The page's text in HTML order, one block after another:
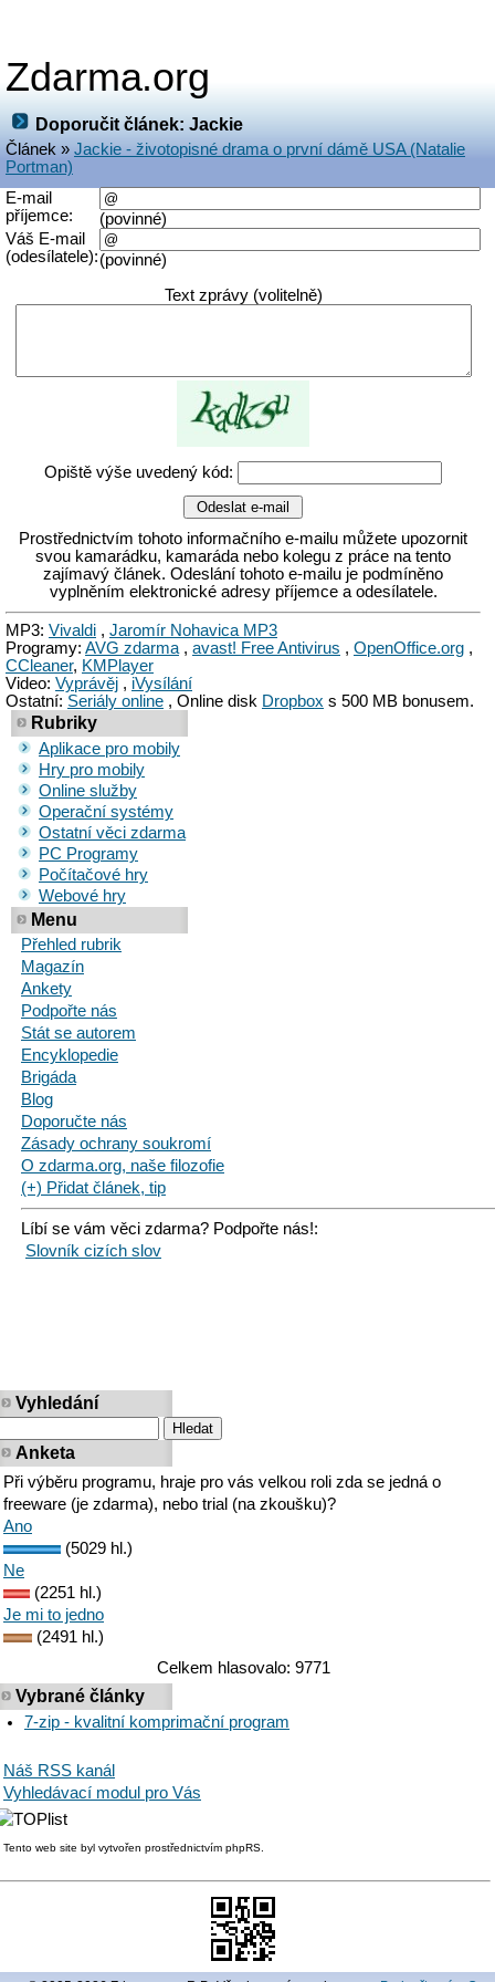
Zdarma.org
Doporučit článek: Jackie
Článek » Jackie - životopisné drama o první dámě USA (Natalie
Portman)
E-mail
příjemce:
(povinné)
Váš E-mail
(odesílatele):(povinné)
Text zprávy (volitelně)
Opiště výše uvedený kód:
Prostřednictvím tohoto informačního e-mailu můžete upozornit
svou kamarádku, kamaráda nebo kolegu z práce na tento
zajímavý článek. Odeslání tohoto e-mailu je podmíněno
vyplněním elektronické adresy příjemce a odesílatele.
MP3: Vivaldi , Jaromír Nohavica MP3
Programy: AVG zdarma, avast! Free Antivirus , OpenOffice.org ,
CCleaner, KMPlayer
Video: Vyprávěj , iVysílání
Ostatní: Seriály online , Online disk Dropbox s 500 MB bonusem.
Rubriky
Aplikace pro mobily
Hry pro mobily
Online služby
Operační systémy
Ostatní věci zdarma
PC Programy
Počítačové hry
Webové hry
Menu
Přehled rubrik
Magazín
Ankety
Podpořte nás
Stát se autorem
Encyklopedie
Brigáda
Blog
Doporučte nás
Zásady ochrany soukromí
O zdarma.org, naše filozofie
(+) Přidat článek, tip
Líbí se vám věci zdarma? Podpořte nás!:
Slovník cizích slov
Vyhledání
Anketa
Při výběru programu, hraje pro vás velkou roli zda se jedná o
freeware (je zdarma), nebo trial (na zkoušku)?
Ano
(5029 hl.)
Ne
(2251 hl.)
Je mi to jedno
(2491 hl.)
Celkem hlasovalo: 9771
Vybrané články
7-zip - kvalitní komprimační program
Náš RSS kanál
Vyhledávací modul pro Vás
Tento web site byl vytvořen prostřednictvím phpRS.